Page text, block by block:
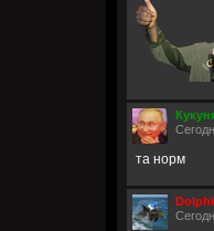
та норм